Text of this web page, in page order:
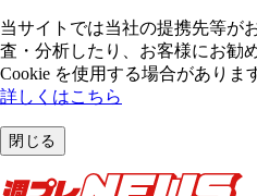
当サイトでは当社の提携先等が
査・分析したり、お客様にお勧
Cookie を使⽤する場合がありま
詳しくはこちら
閉じる